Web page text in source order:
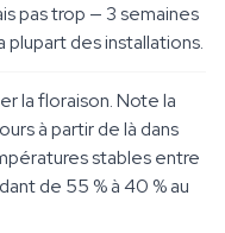
pas trop — 3 semaines
des installations.
la floraison. Note la
à partir de là dans
stables entre
de 55 % à 40 % au